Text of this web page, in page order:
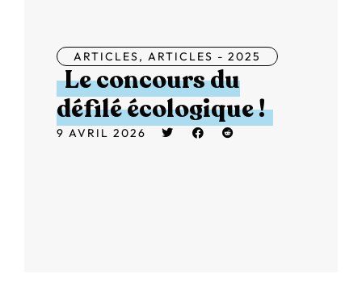
ARTICLES, ARTICLES - 2025
Le concours du
défilé écologique !
9 AVRIL 2026